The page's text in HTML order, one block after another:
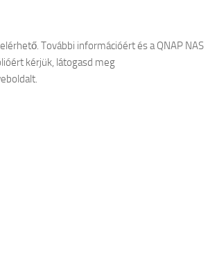
További információért és aQNAP NAS
kérjük, látogasd meg